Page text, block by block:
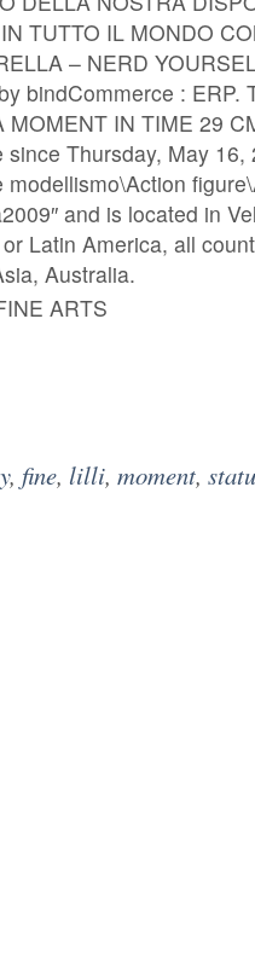
TUTTO IL MONDO
– NERD
bindCommerce : ERP.
MOMENT IN TIME 29
since Thursday, May
and is located in
Latin America, all
Australia.
ARTS
, fine, lilli, moment,